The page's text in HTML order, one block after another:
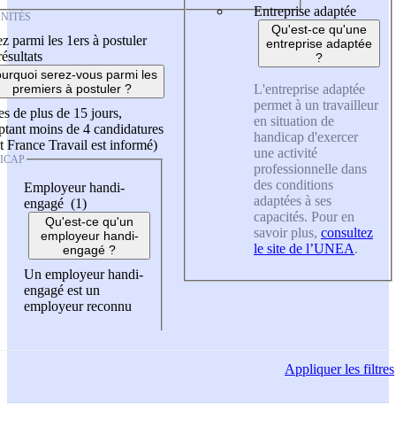
parmi les 1ers à postuler
serez-vous parmi les
premiers à postuler ?
de plus de 15 jours,
moins de 4 candidatures
France Travail est informé)
Employeur handi-
engagé (1)
Qu'est-ce qu'un
employeur handi-
engagé ?
Un employeur handi-
engagé est un
employeur reconnu
Entreprise adaptée
Qu'est-ce qu'une
entreprise adaptée
?
L'entreprise adaptée
permet à un travailleur
en situation de
handicap d'exercer
une activité
professionnelle dans
des conditions
adaptées à ses
capacités. Pour en
savoir plus, consultez
le site de l’UNEA.
Appliquerles filtres